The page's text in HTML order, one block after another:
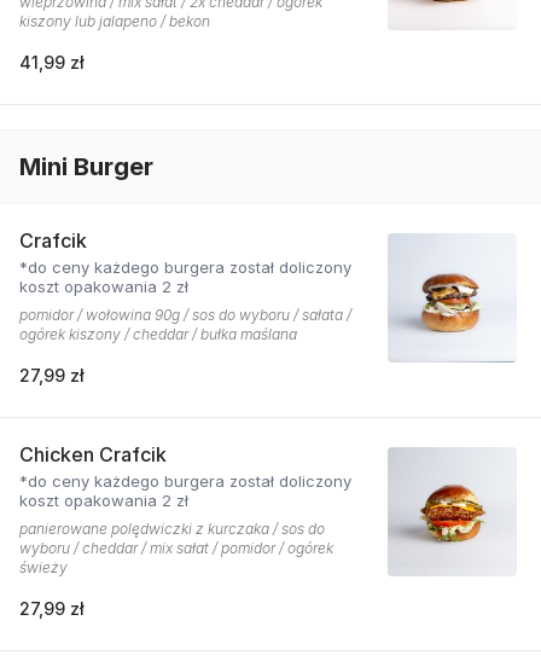
kiszony lub jalapeno / bekon
41,99 zł
Mini Burger
Crafcik
*do ceny każdego burgera został doliczony
koszt opakowania 2 zł
pomidor / wołowina 90g / sos do wyboru / sałata /
ogórek kiszony / cheddar / bułka maślana
27,99 zł
Chicken Crafcik
*do ceny każdego burgera został doliczony
koszt opakowania 2 zł
panierowane polędwiczki z kurczaka / sos do
wyboru / cheddar / mix sałat / pomidor / ogórek
świeży
27,99 zł